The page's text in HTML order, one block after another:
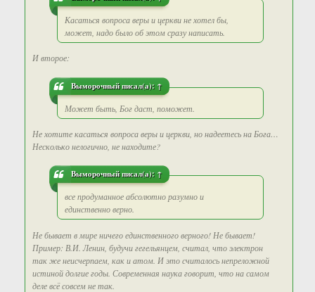
Касаться вопроса веры и церкви не хотел бы,
может, надо было об этом сразу написать.
И второе:
Выморочныйписал(а): ↑
Может быть, Бог даст, поможет.
Не хотите касаться вопроса веры и церкви, но надеетесь на Бога…
Несколько нелогично, не находите?
Выморочныйписал(а): ↑
все продуманное абсолютно разумно и
единственно верно.
Не бывает в мире ничего единственного верного! Не бывает!
Пример: В.И. Ленин, будучи гегельянцем, считал, что электрон
так же неисчерпаем, как и атом. И это считалось непреложной
истиной долгие годы. Современная наука говорит, что на самом
деле всё совсем не так.